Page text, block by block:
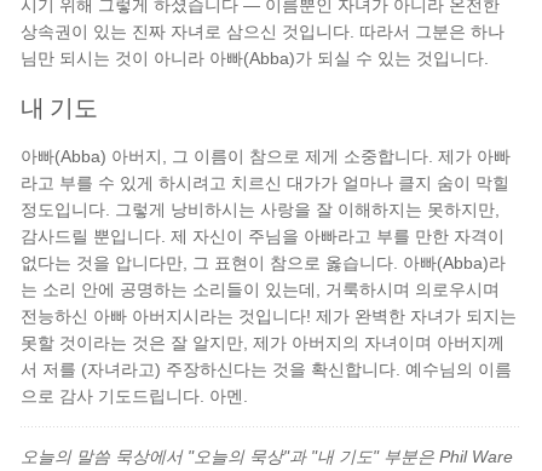
시기 위해 그렇게 하셨습니다 — 이름뿐인 자녀가 아니라 온전한
상속권이 있는 진짜 자녀로 삼으신 것입니다. 따라서 그분은 하나
님만 되시는 것이 아니라 아빠(Abba)가 되실 수 있는 것입니다.
내 기도
아빠(Abba) 아버지, 그 이름이 참으로 제게 소중합니다. 제가 아빠
라고 부를 수 있게 하시려고 치르신 대가가 얼마나 클지 숨이 막힐
정도입니다. 그렇게 낭비하시는 사랑을 잘 이해하지는 못하지만,
감사드릴 뿐입니다. 제 자신이 주님을 아빠라고 부를 만한 자격이
없다는 것을 압니다만, 그 표현이 참으로 옳습니다. 아빠(Abba)라
는 소리 안에 공명하는 소리들이 있는데, 거룩하시며 의로우시며
전능하신 아빠 아버지시라는 것입니다! 제가 완벽한 자녀가 되지는
못할 것이라는 것은 잘 알지만, 제가 아버지의 자녀이며 아버지께
서 저를 (자녀라고) 주장하신다는 것을 확신합니다. 예수님의 이름
으로 감사 기도드립니다. 아멘.
오늘의 말씀 묵상에서 "오늘의 묵상"과 "내 기도" 부분은 Phil Ware